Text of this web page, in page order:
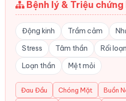
Bệnh lý & Triệu
Động kinh Trầm cảm
Stress
Tâm thần Rối
Loạn thần
Mệt mỏi
Đau Đầu Chóng Mặt Buồn